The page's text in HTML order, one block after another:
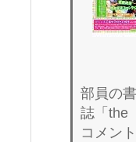
部員の
誌「the
コメン